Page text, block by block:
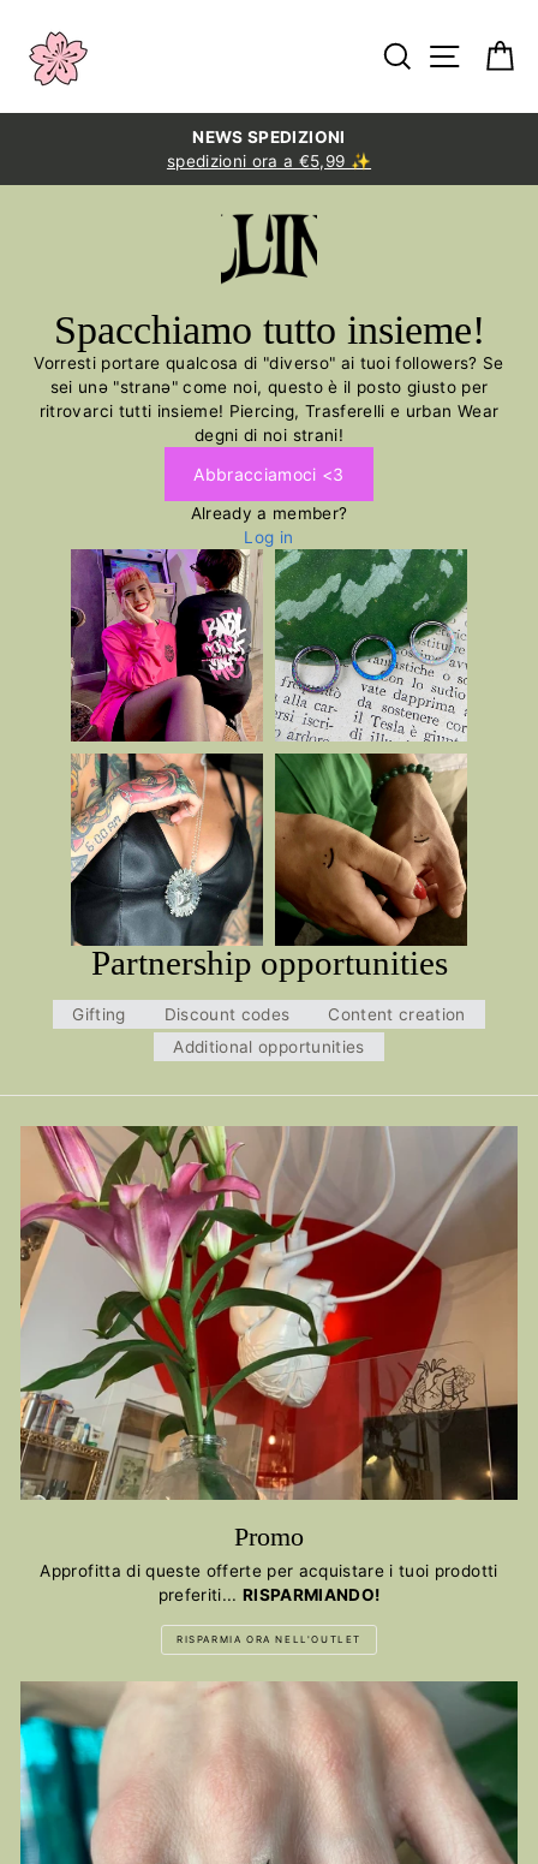
contenuto
Cerca
NEWS SPEDIZIONI
spedizioni ora a €5,99 ✨
Spacchiamo tutto insieme!
Vorresti portare qualcosa di "diverso" ai tuoi followers? Se
sei unə "stranə" come noi, questo è il posto giusto per
ritrovarci tutti insieme! Piercing, Trasferelli e urban Wear
degni di noi strani!
Abbracciamoci <3
Already a member?
Log in
Partnership opportunities
Gifting Discount codes
Content creation
Additional opportunities
Promo
Approfitta di queste offerte per acquistare i tuoi prodotti
preferiti... RISPARMIANDO!
RISPARMIA ORA NELL'OUTLET